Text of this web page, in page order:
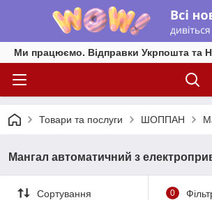
Ми працюємо. Відправки Укрпошта та
Товари та послуги ШОППАН
Мангал автоматичний з
Сортування 0